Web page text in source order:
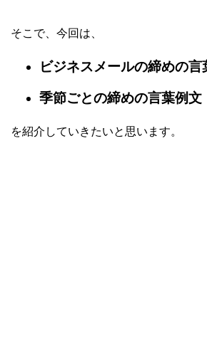
そこで、今回は、
ビジネスメールの締めの言
季節ごとの締めの言葉例文
を紹介していきたいと思います。